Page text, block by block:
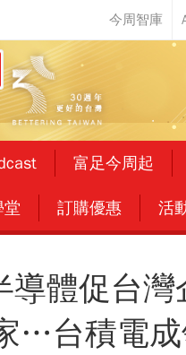
富足今周起
堂 訂購優惠 活
導體促台
…台積電